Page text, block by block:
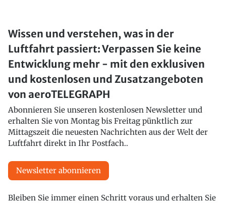
Wissen und verstehen, was in der
Luftfahrt passiert: Verpassen Sie keine
Entwicklung mehr - mit den exklusiven
und kostenlosen und Zusatzangeboten
von aeroTELEGRAPH
Abonnieren Sie unseren kostenlosen Newsletter und
erhalten Sie von Montag bis Freitag pünktlich zur
Mittagszeit die neuesten Nachrichten aus der Welt der
Luftfahrt direkt in Ihr Postfach..
Newsletter abonnieren
Bleiben Sie immer einen Schritt voraus und erhalten Sie